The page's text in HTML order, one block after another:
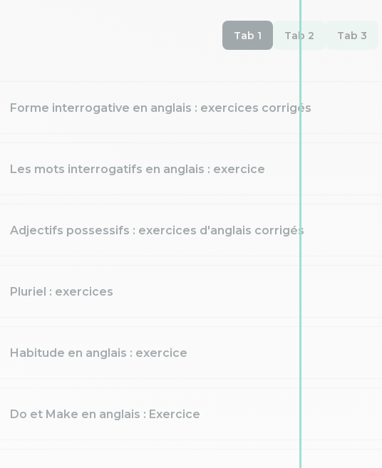
Tab 1 Tab 2 Tab 3
Forme interrogative en anglais : exercices corrigés
Les mots interrogatifs en anglais : exercice
Adjectifs possessifs : exercices d'anglais corrigés
Pluriel : exercices
Habitude en anglais : exercice
Do et Make en anglais : Exercice